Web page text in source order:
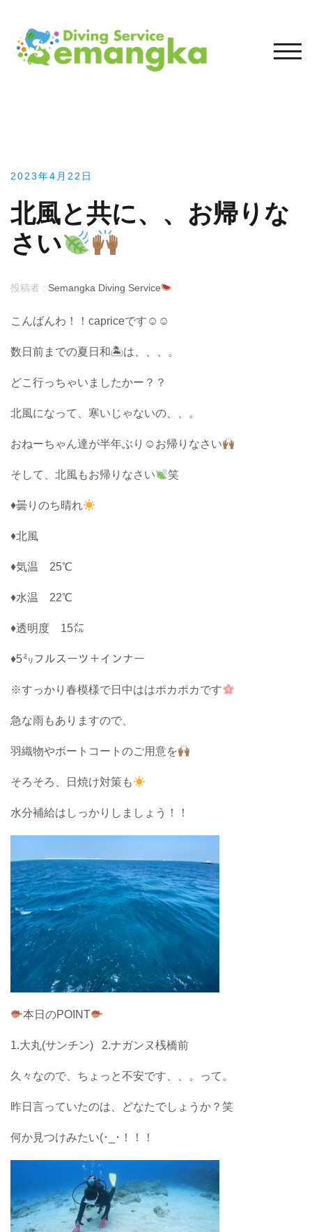
モバ
2023年4月22日
北風と共に、、お帰りな
さい
投稿者 : Semangka Diving Service
こんばんわ！！capriceです☺︎☺︎
数日前までの夏日和🏝は、、、。
どこ行っちゃいましたかー？？
北風になって、寒いじゃないの、、。
おねーちゃん達が半年ぶり☺︎お帰りなさい
そして、北風もお帰りなさい 笑
♦曇りのち晴れ
♦北風
♦気温 25℃
♦水温 22℃
♦透明度 15㍍
♦5㍉フルスーツ＋インナー
※すっかり春模様で日中ははポカポカです
急な雨もありますので、
羽織物やボートコートのご用意を
そろそろ、日焼け対策も
水分補給はしっかりしましょう！！
本日のPOINT
1.大丸(サンチン) 2.ナガンヌ桟橋前
久々なので、ちょっと不安です、、。って。
昨日言っていたのは、どなたでしょうか？笑
何か見つけみたい(･_･！！！